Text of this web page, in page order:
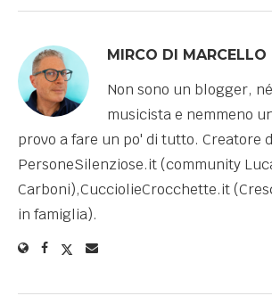
MIRCO DI MARCELLO
Non sono un blogger,
musicista e nemmeno
provo a fare un po' di tutto. Creatore
PersoneSilenziose.it (community
Carboni),CucciolieCrocchette.it
in famiglia).